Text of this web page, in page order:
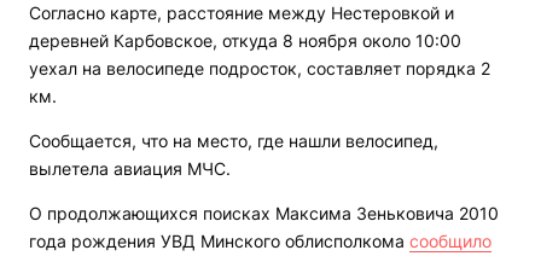
Согласно карте, расстояние между Нестеровкой и
деревней Карбовское, откуда 8 ноября около 10:00
уехал на велосипеде подросток, составляет порядка 2
км.
Сообщается, что на место, где нашли велосипед,
вылетела авиация МЧС.
О продолжающихся поисках Максима Зеньковича 2010
года рождения УВД Минского облисполкома сообщило